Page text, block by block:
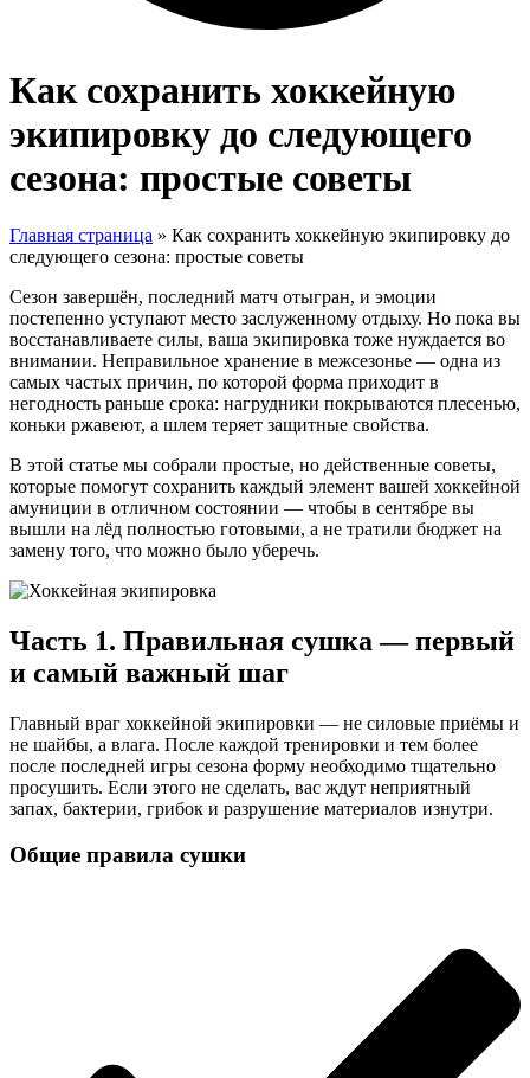
Как сохранить хоккейную
экипировку до следующего
сезона: простые советы
Главная страница » Как сохранить хоккейную экипировку до
следующего сезона: простые советы
Сезон завершён, последний матч отыгран, и эмоции
постепенно уступают место заслуженному отдыху. Но пока вы
восстанавливаете силы, ваша экипировка тоже нуждается во
внимании. Неправильное хранение в межсезонье — одна из
самых частых причин, по которой форма приходит в
негодность раньше срока: нагрудники покрываются плесенью,
коньки ржавеют, а шлем теряет защитные свойства.
В этой статье мы собрали простые, но действенные советы,
которые помогут сохранить каждый элемент вашей хоккейной
амуниции в отличном состоянии — чтобы в сентябре вы
вышли на лёд полностью готовыми, а не тратили бюджет на
замену того, что можно было уберечь.
Часть 1. Правильная сушка — первый
и самый важный шаг
Главный враг хоккейной экипировки — не силовые приёмы и
не шайбы, а влага. После каждой тренировки и тем более
после последней игры сезона форму необходимо тщательно
просушить. Если этого не сделать, вас ждут неприятный
запах, бактерии, грибок и разрушение материалов изнутри.
Общие правила сушки